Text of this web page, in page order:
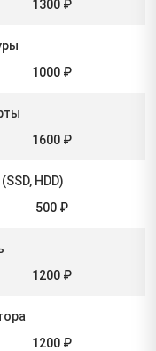
1300 ₽
1000 ₽
1600 ₽
HDD)
500 ₽
1200 ₽
1200 ₽